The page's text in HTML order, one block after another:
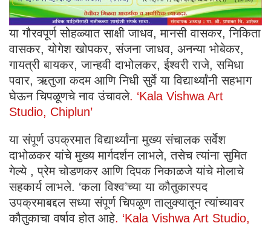
या गौरवपूर्ण सोहळ्यात साक्षी जाधव, मानसी वासकर, निकिता
वासकर, योगेश खोपकर, संजना जाधव, अनन्या भोबेकर,
गायत्री बायकर, जान्हवी दाभोलकर, ईश्वरी राजे, समिधा
पवार, ऋतुजा कदम आणि निधी सुर्वे या विद्यार्थ्यांनी सहभाग
घेऊन चिपळूणचे नाव उंचावले. ‘Kala Vishwa Art
Studio, Chiplun’
या संपूर्ण उपक्रमात विद्यार्थ्यांना मुख्य संचालक सर्वेश
दाभोळकर यांचे मुख्य मार्गदर्शन लाभले, तसेच त्यांना सुमित
गेल्ये , प्रेम चोडणकर आणि दिपक निकाळजे यांचे मोलाचे
सहकार्य लाभले. ‘कला विश्व’च्या या कौतुकास्पद
उपक्रमाबद्दल सध्या संपूर्ण चिपळूण तालुक्यातून त्यांच्यावर
कौतुकाचा वर्षाव होत आहे. ‘Kala Vishwa Art Studio,